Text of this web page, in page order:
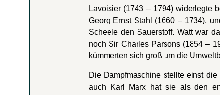
Lavoisier (1743 – 1794) widerlegte
Georg Ernst Stahl (1660 – 1734),
Scheele den Sauerstoff. Watt war
noch Sir Charles Parsons (1854 –
kümmerten sich groß um die
Die Dampfmaschine stellte einst
auch Karl Marx hat sie als den